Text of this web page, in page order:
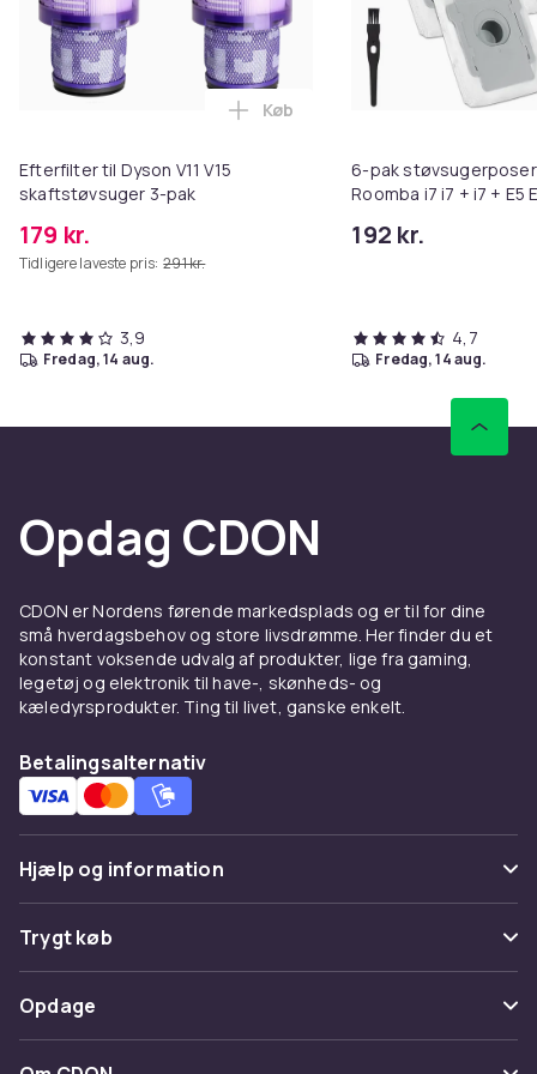
Efterfilter til Dyson V11 V15
skaftstøvsuger 3-pak
179 kr.
Tidligere laveste pris: 291 kr.
Læg Efterfilter til Dyson V11
Køb
3,9
fredag, 14 aug.
6-pak
Roomba i7 i7 + i7 + E5
192 kr.
4,7
fredag, 14 aug.
Opdag CDON
CDON er Nordens førende markedsplads og er til for dine
små hverdagsbehov og store livsdrømme. Her finder du et
konstant voksende udvalg af produkter, lige fra gaming,
legetøj og elektronik til have-, skønheds- og
kæledyrsprodukter. Ting til livet, ganske enkelt.
Betalingsalternativ
Hjælp og information
Ofte stillede spørgsmål
Spor pakke
Fortryd & returner her
Trygt køb
Betaling
Levering
Opdage
Kategorier